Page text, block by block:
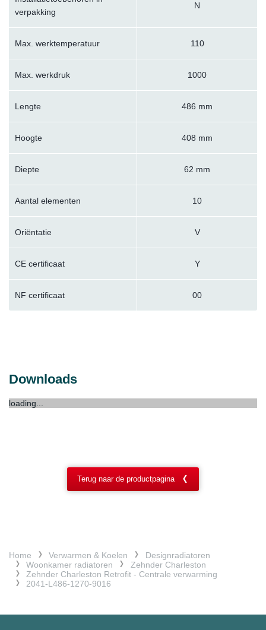
verpakking
N
Max. werktemperatuur 110
Max. werkdruk 1000
Lengte 486 mm
Hoogte 408 mm
Diepte 62 mm
Aantal elementen 10
Oriëntatie V
CE certificaat Y
NF certificaat 00
Downloads
loading...
Terug naar de productpagina
Home Verwarmen & Koelen
Designradiatoren
Woonkamer radiatoren
Zehnder Charleston
Zehnder Charleston Retrofit - Centrale verwarming
2041-L486-1270-9016